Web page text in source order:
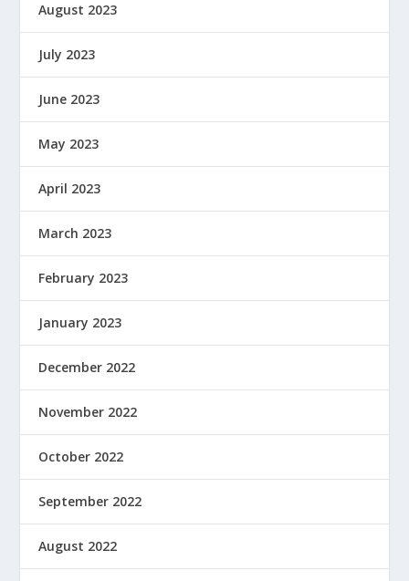
August 2023
July 2023
June 2023
May 2023
April 2023
March 2023
February 2023
January 2023
December 2022
November 2022
October 2022
September 2022
August 2022